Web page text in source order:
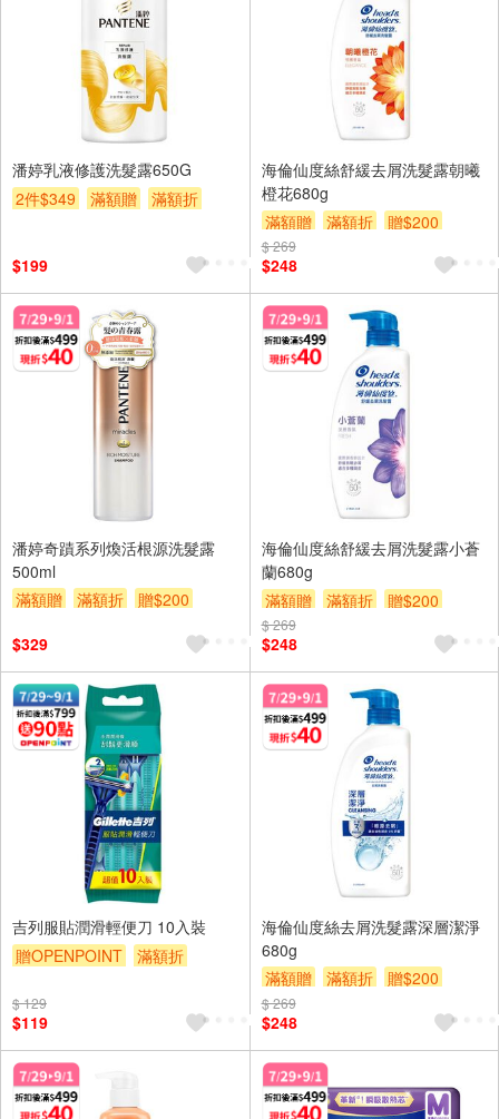
潘婷乳液修護洗髮露650G
2件$349
滿額贈
滿額折
$199
海倫仙度絲舒緩去屑洗髮露朝曦
橙花680g
滿額贈
滿額折 贈$200
$ 269
$248
潘婷奇蹟系列煥活根源洗髮露
500ml
滿額贈
滿額折
贈$200
$329
海倫仙度絲舒緩去屑洗髮露小蒼
蘭680g
滿額贈
滿額折 贈$200
$ 269
$248
吉列服貼潤滑輕便刀 10入裝
贈OPENPOINT
滿額折
$ 129
$119
海倫仙度絲去屑洗髮露深層潔淨
680g
滿額贈
滿額折 贈$200
$ 269
$248